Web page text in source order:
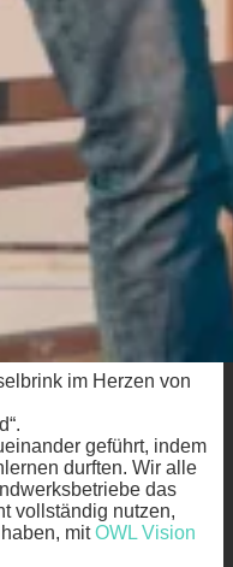
im Herzen von
geführt, indem
durften. Wir alle
das
vollständig nutzen,
mit OWL Vision